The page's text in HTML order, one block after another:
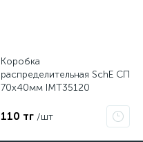
Коробка
распределительная SchE СП
70х40мм IMT35120
110 тг /шт